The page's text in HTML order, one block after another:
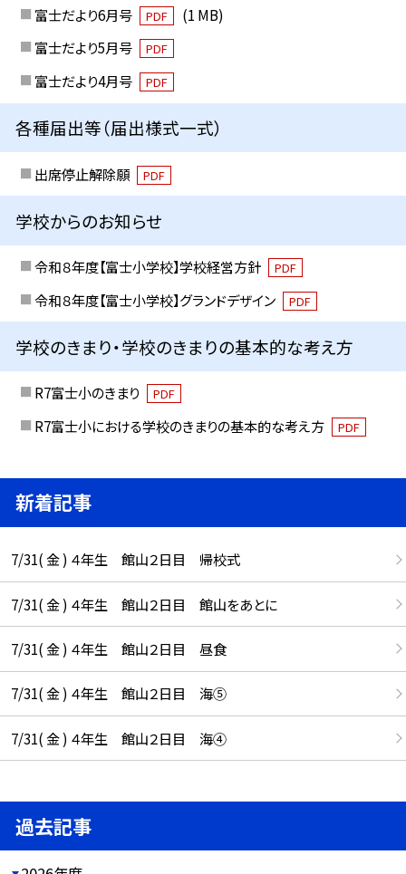
富士だより6月号
PDF
(1 MB)
富士だより5月号
PDF
富士だより4月号 PDF
各種届出等（届出様式一式）
出席停止解除願 PDF
学校からのお知らせ
令和８年度【富士小学校】学校経営方針 PDF
令和８年度【富士小学校】グランドデザイン PDF
学校のきまり・学校のきまりの基本的な考え方
R7富士小のきまり PDF
R7富士小における学校のきまりの基本的な考え方 PDF
新着記事
7/31( 金 ) ４年生 館山２日目 帰校式
7/31( 金 ) ４年生 館山２日目 館山をあとに
7/31( 金 ) ４年生 館山２日目 昼食
7/31( 金 ) ４年生 館山２日目 海⑤
7/31( 金 ) ４年生 館山２日目 海④
過去記事